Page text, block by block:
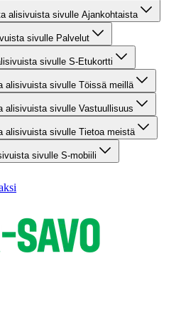
alisivuista sivulle Ajankohtaista
sivulle Palvelut
sivulle S-Etukortti
alisivuista sivulle Töissä meillä
alisivuista sivulle Vastuullisuus
alisivuista sivulle Tietoa meistä
sivulle S-mobiili